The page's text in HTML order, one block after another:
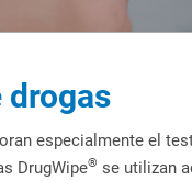
drogas
especialmente el
DrugWipe® se utilizan